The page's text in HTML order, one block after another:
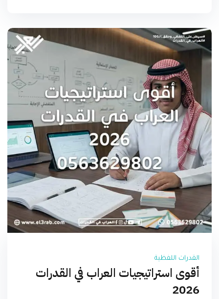
القدرات اللفظية
أقوى استراتيجيات العراب في القدرات
2026